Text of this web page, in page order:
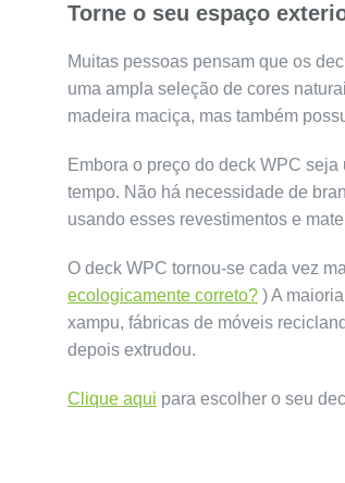
Torne o seu espaço
Muitas pessoas pensam que os
uma ampla seleção de cores
madeira maciça, mas também
Embora o preço do deck WPC
tempo. Não há necessidade de
usando esses revestimentos e
O deck WPC tornou-se cada vez
ecologicamente correto? ) A
xampu, fábricas de móveis
depois extrudou.
Clique aqui para escolher o seu